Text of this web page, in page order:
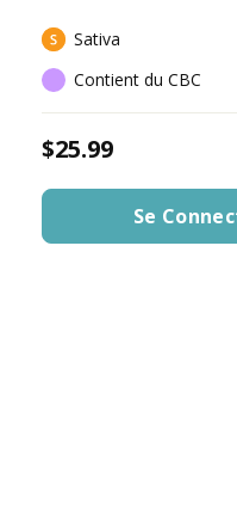
Sativa
Contient du CBC
$25.99
Se